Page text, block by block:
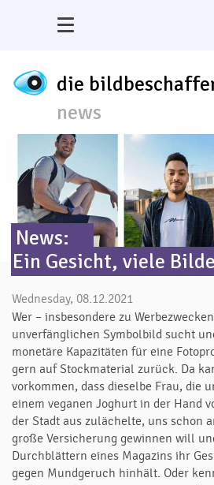
die
news
News:
Ein Gesicht, viele
Wednesday, 08.12.2021
Wer – insbesondere zu
unverfänglichen Symbolbild sucht
monetäre Kapazitäten für eine
gern auf Stockmaterial zurück. Da
vorkommen, dass dieselbe Frau, die
einem veganen Joghurt in der Hand
der Stadt aus zulächelte, uns schon
große Versicherung gewinnen will
Durchblättern eines Magazins ihr
gegen Mundgeruch hinhält. Oder